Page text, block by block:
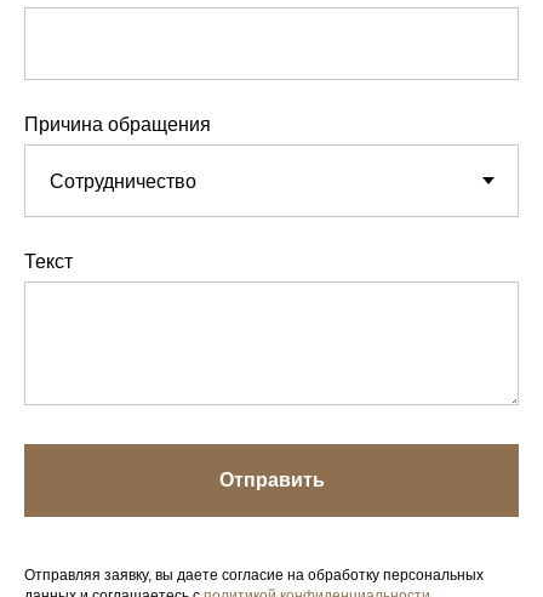
Причина обращения
Текст
Отправить
Отправляя заявку, вы даете согласие на обработку персональных